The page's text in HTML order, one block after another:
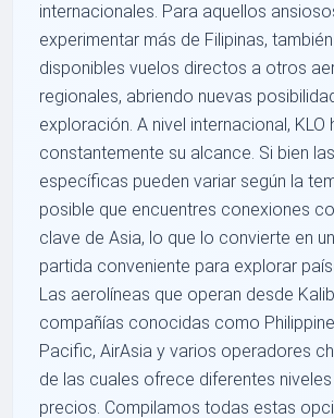
internacionales. Para aquellos
experimentar más de Filipinas,
disponibles vuelos directos a otros
regionales, abriendo nuevas
exploración. A nivel internacional, KLO
constantemente su alcance. Si bien
específicas pueden variar según la
posible que encuentres conexiones
clave de Asia, lo que lo convierte en
partida conveniente para explorar
Las aerolíneas que operan desde
compañías conocidas como Philippine
Pacific, AirAsia y varios operadores
de las cuales ofrece diferentes
precios. Compilamos todas estas